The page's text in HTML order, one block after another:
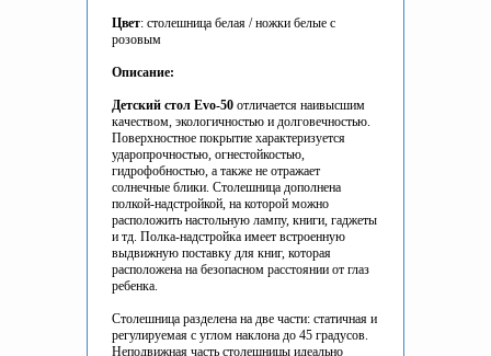
Цвет: столешница белая / ножки белые с
розовым
Описание:
Детский стол Evo-50 отличается наивысшим
качеством, экологичностью и долговечностью.
Поверхностное покрытие характеризуется
ударопрочностью, огнестойкостью,
гидрофобностью, а также не отражает
солнечные блики. Столешница дополнена
полкой-надстройкой, на которой можно
расположить настольную лампу, книги, гаджеты
и тд. Полка-надстройка имеет встроенную
выдвижную поставку для книг, которая
расположена на безопасном расстоянии от глаз
ребенка.
Столешница разделена на две части: статичная и
регулируемая с углом наклона до 45 градусов.
Неподвижная часть столешницы идеально